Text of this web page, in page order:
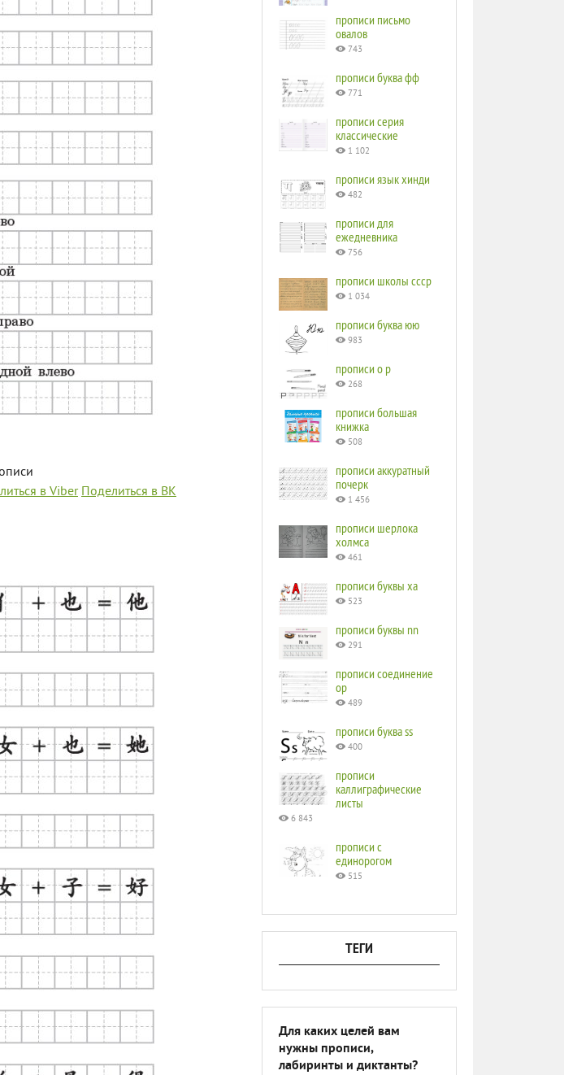
в ViberПоделиться в ВК
прописи письмо
овалов
743
прописи буква фф
771
прописи серия
классические
1 102
прописи язык хинди
482
прописи для
ежедневника
756
прописи школы ссср
1 034
прописи буква юю
983
прописи o p
268
прописи большая
книжка
508
прописи аккуратный
почерк
1 456
прописи шерлока
холмса
461
прописи буквы ха
523
прописи буквы nn
291
прописи соединение
ор
489
прописи буква ss
400
прописи
каллиграфические
листы
6 843
прописи с
единорогом
515
ТЕГИ
Для каких целей вам
нужны прописи,
лабиринты и диктанты?